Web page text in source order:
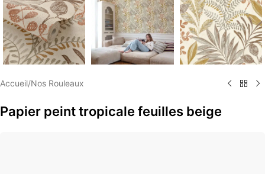
Accueil/Nos Rouleaux
Papier peint tropicale feuilles beige